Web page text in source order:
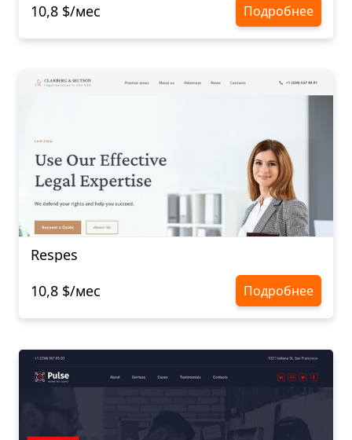
10,8 $/мес
Подробнее
Respes
10,8 $/мес
Подробнее